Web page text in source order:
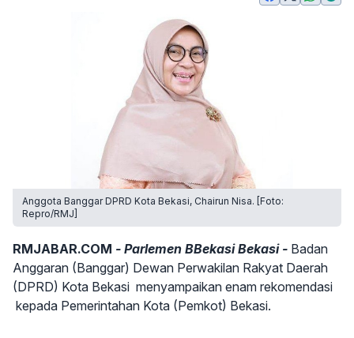
Anggota Banggar DPRD Kota Bekasi, Chairun Nisa. [Foto:
Repro/RMJ]
RMJABAR.COM - Parlemen BBekasi Bekasi - Badan
Anggaran (Banggar) Dewan Perwakilan Rakyat Daerah
(DPRD) Kota Bekasi menyampaikan enam rekomendasi
kepada Pemerintahan Kota (Pemkot) Bekasi.